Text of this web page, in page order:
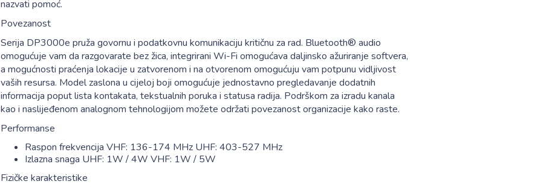
nazvati pomoć.
Povezanost
Serija DP3000e pruža govornu i podatkovnu komunikaciju kritičnu za rad. Bluetooth® audio
omogućuje vam da razgovarate bez žica, integrirani Wi-Fi omogućava daljinsko ažuriranje softvera,
a mogućnosti praćenja lokacije u zatvorenom i na otvorenom omogućuju vam potpunu vidljivost
vaših resursa. Model zaslona u cijeloj boji omogućuje jednostavno pregledavanje dodatnih
informacija poput lista kontakata, tekstualnih poruka i statusa radija. Podrškom za izradu kanala
kao i naslijeđenom analognom tehnologijom možete održati povezanost organizacije kako raste.
Performanse
Raspon frekvencija VHF: 136-174 MHz UHF: 403-527 MHz
Izlazna snaga UHF: 1W / 4W VHF: 1W / 5W
Fizičke karakteristike